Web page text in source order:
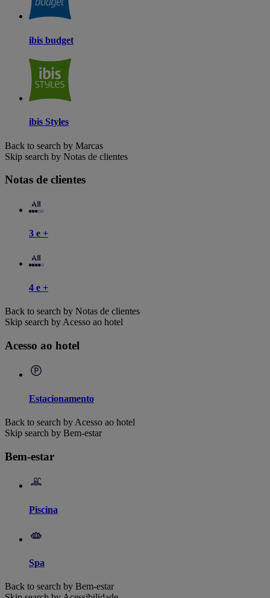
ibis budget
ibis Styles
Back to search by Marcas
Skip search by Notas de clientes
Notas de clientes
3 e +
4 e +
Back to search by Notas de clientes
Skip search by Acesso ao hotel
Acesso ao hotel
Estacionamento
Back to search by Acesso ao hotel
Skip search by Bem-estar
Bem-estar
Piscina
Spa
Back to search by Bem-estar